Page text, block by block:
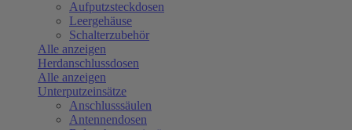
Aufputzsteckdosen
Leergehäuse
Schalterzubehör
Alle anzeigen
Herdanschlussdosen
Alle anzeigen
Unterputzeinsätze
Anschlusssäulen
Antennendosen